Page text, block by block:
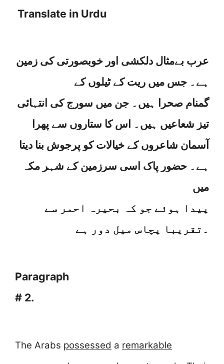
Translate in Urdu
عرب بےمثال دلکشی اور خوبصورتی کی زمین
ہے۔ جس میں ریت کے ٹیلوں کے
گمنام صحرا ہیں۔ جن میں سورج کی انتہائی
تیز شعاعیں ہیں۔ اس کا ستاروں سے پھرا
آسمان شاعروں کے خیالات کو پرجوش بنا دیتا
ہے۔ حضور پاک اسی سرزمین کے شہر مکہ
میں
پیدا ہوئے جو کہ بحیرہ احمر سے
تقریبا پچاس میل دور ہے ۔
Paragraph
# 2.
The Arabs possessed a remarkable